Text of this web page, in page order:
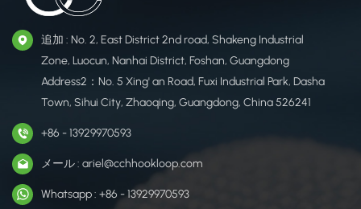
追加 : No. 2, East District 2nd road, Shakeng Industrial
Zone, Luocun, Nanhai District, Foshan, Guangdong
Address2：No. 5 Xing' an Road, Fuxi Industrial Park, Dasha
Town, Sihui City, Zhaoqing, Guangdong, China 526241
+86 - 13929970593
メール : ariel@cchhookloop.com
Whatsapp : +86 - 13929970593